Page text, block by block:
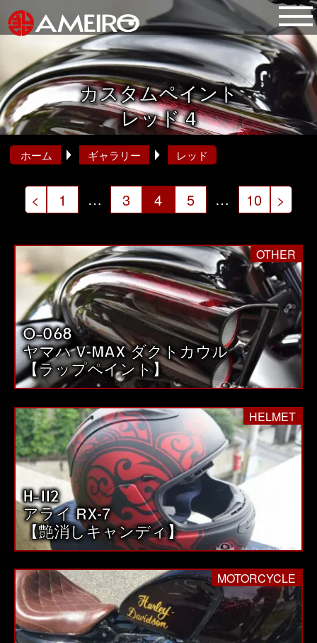
カスタムペイント
レッド 4
ホーム ギャラリー レッド
投
稿
の
ペ
ー
ジ
送
り
< 1 … 3 4 5 … 10 >
OTHER
O-068
ヤマハ V-MAX ダクトカウル
【ラップペイント】
HELMET
H-112
アライ RX-7
【艶消しキャンディ】
MOTORCYCLE